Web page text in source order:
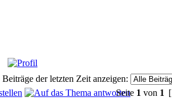
Beiträge der letzten Zeit anzeigen:
Seite 1 von 1